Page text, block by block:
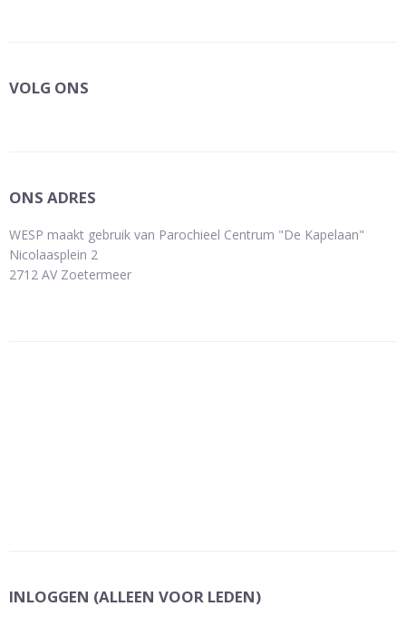
VOLG ONS
ONS ADRES
WESP maakt gebruik van Parochieel Centrum "De Kapelaan"
Nicolaasplein 2
2712 AV Zoetermeer
INLOGGEN (ALLEEN VOOR LEDEN)